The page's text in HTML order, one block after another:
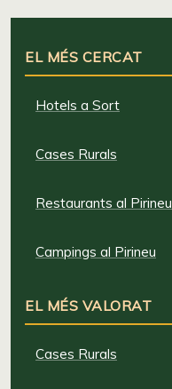
EL MÉS CERCAT
Hotels a Sort
Cases Rurals
Restaurants al Pirineu
Campings al Pirineu
EL MÉS VALORAT
Cases Rurals